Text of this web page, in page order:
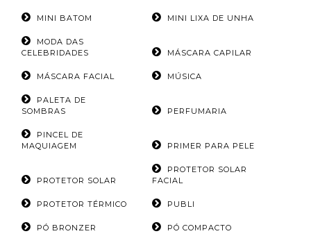
MINI BATOM MINI LIXA DE UNHA
MODA DAS
CELEBRIDADES
MÁSCARA CAPILAR
MÁSCARA FACIAL MÚSICA
PALETA DE
SOMBRAS
PERFUMARIA
PINCEL DE
MAQUIAGEM
PRIMER PARA PELE
PROTETOR SOLAR
PROTETOR SOLAR
FACIAL
PROTETOR TÉRMICO PUBLI
PÓ BRONZER PÓ COMPACTO